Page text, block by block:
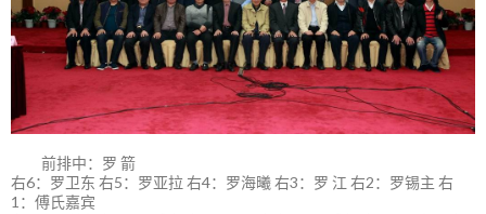
前排中：罗 箭
右6：罗卫东 右5：罗亚拉 右4：罗海曦 右3：罗 江 右2：罗锡主 右
1：傅氏嘉宾